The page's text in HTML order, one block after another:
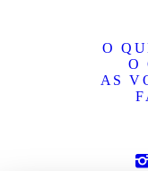
O
O
AS